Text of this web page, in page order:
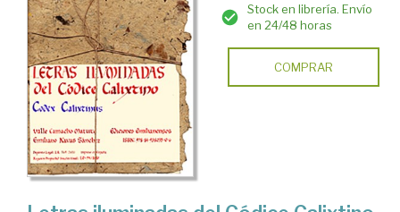
Stock en librería. Envío
en 24/48 horas
COMPRAR